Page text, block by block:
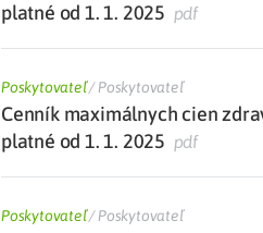
platné od 1. 1. 2025 pdf
Poskytovateľ/Poskytovateľ
Cenník maximálnych cien
platné od 1. 1. 2025 pdf
Poskytovateľ/Poskytovateľ